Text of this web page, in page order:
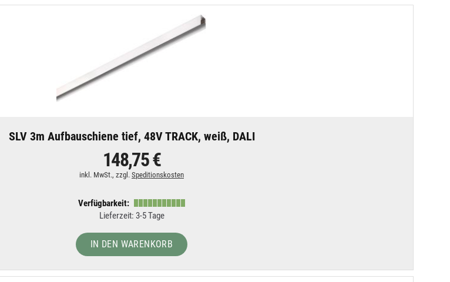
SLV 3m Aufbauschiene tief, 48V TRACK, weiß, DALI
148,75 €
inkl. MwSt., zzgl. Speditionskosten
Verfügbarkeit:
Lieferzeit: 3-5 Tage
IN DEN WARENKORB